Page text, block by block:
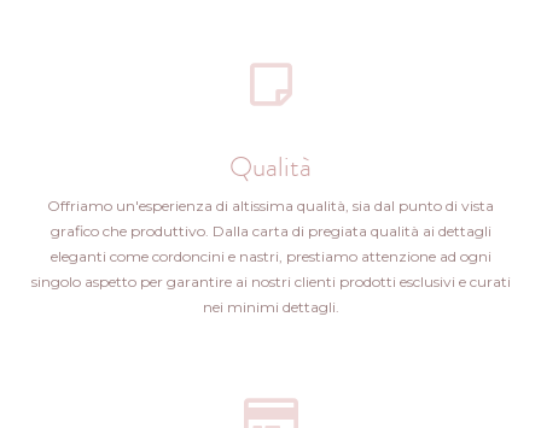
Qualità
Offriamo un'esperienza di altissima qualità, sia dal punto di vista
grafico che produttivo. Dalla carta di pregiata qualità ai dettagli
eleganti come cordoncini e nastri, prestiamo attenzione ad ogni
singolo aspetto per garantire ai nostri clienti prodotti esclusivi e curati
nei minimi dettagli.